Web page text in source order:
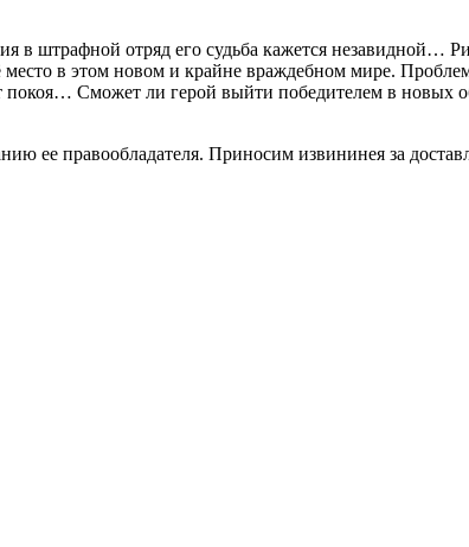
штрафной отряд его судьба кажется незавидной…
в этом новом и крайне враждебном мире.
Сможет ли герой выйти победителем в новых
ее правообладателя. Приносим извининея за